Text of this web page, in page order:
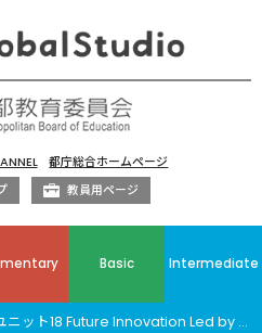
都庁総合ホームページ
教員用ページ
Basic Intermediate
ユニット18 Future Innovation Led by University Technology Startups and Entrepreneurship Ⅱ